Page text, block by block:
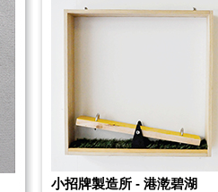
小招牌製造所 - 港漧碧湖